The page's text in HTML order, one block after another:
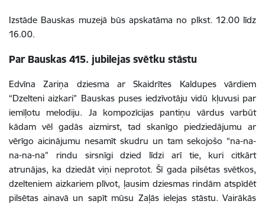
Izstāde Bauskas muzejā būs apskatāma no plkst. 12.00 līdz
16.00.
Par Bauskas 415. jubilejas svētku stāstu
Edvīna Zariņa dziesma ar Skaidrītes Kaldupes vārdiem
“Dzelteni aizkari” Bauskas puses iedzīvotāju vidū kļuvusi par
iemīļotu melodiju. Ja kompozīcijas pantiņu vārdus varbūt
kādam vēl gadās aizmirst, tad skanīgo piedziedājumu ar
vērīgo aicinājumu nesamīt skudru un tam sekojošo “na-na-
na-na-na” rindu sirsnīgi dzied līdzi arī tie, kuri citkārt
atrunājas, ka dziedāt viņi neprotot. Šī gada pilsētas svētkos,
dzelteniem aizkariem plīvot, ļausim dziesmas rindām atspīdēt
pilsētas ainavā un sapīt mūsu Zaļās ielejas stāstu. Vairākās